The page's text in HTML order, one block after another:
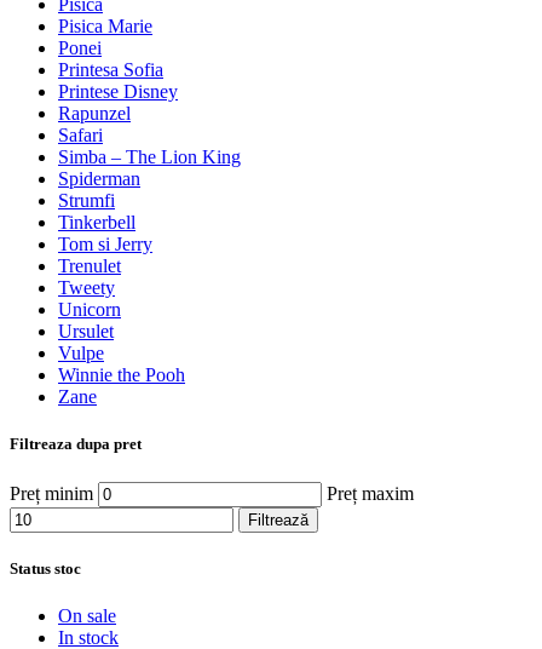
Pisica
Pisica Marie
Ponei
Printesa Sofia
Printese Disney
Rapunzel
Safari
Simba – The Lion King
Spiderman
Strumfi
Tinkerbell
Tom si Jerry
Trenulet
Tweety
Unicorn
Ursulet
Vulpe
Winnie the Pooh
Zane
Filtreaza dupa pret
Preț minim Preț maxim
Filtrează
Status stoc
On sale
In stock